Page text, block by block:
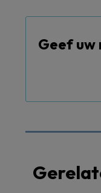
Geef uw